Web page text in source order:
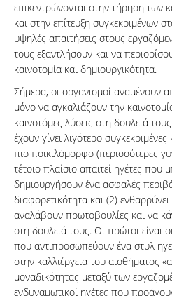
επικεντρώνονται στην τήρηση των
και στην επίτευξη συγκεκριμένων
υψηλές απαιτήσεις στους
τους εξαντλήσουν και να
καινοτομία και δημιουργικότητα.
Σήμερα, οι οργανισμοί αναμένουν
μόνο να αγκαλιάζουν την
καινοτόμες λύσεις στη δουλειά
έχουν γίνει λιγότερο
πιο ποικιλόμορφο (περισσότερες
τέτοιο πλαίσιο απαιτεί ηγέτες που
δημιουργήσουν ένα ασφαλές
διαφορετικότητα και (2)
αναλάβουν πρωτοβουλίες και να
στη δουλειά τους. Οι πρώτοι είναι
που αντιπροσωπεύουν ένα στυλ
στην καλλιέργεια του αισθήματος
μοναδικότητας μεταξύ των
ενδυναμωτικοί ηγέτες που